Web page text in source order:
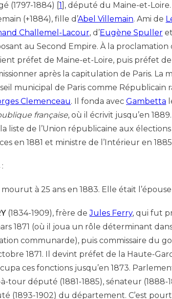
(1797-1884) [1] , député du Maine-et-
(+1884), fille d’Abel Villemain. Ami de
Challemel-Lacour, d’Eugène Spuller
au Second Empire. À la proclamation
préfet de Maine-et-Loire, puis préfet
après la capitulation de Paris. La
municipal de Paris comme Républicain
Clemenceau. Il fonda avec Gambetta
française, où il écrivit jusqu’en
liste de l’Union républicaine aux élections
en 1881 et ministre de l’Intérieur en
à 25 ans en 1883. Elle était
(1834-1909), frère deJules Ferry, qui fut
1871 (où il joua un rôle déterminant
communarde), puis commissaire du
1871. Il devint préfet de la Haute-
ces fonctions jusqu’en 1873.
tour député (1881-1885), sénateur (1888-
(1893-1902) du département. C’est